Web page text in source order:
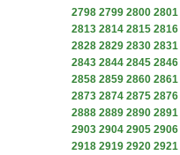
2798 2799 2800 2801
2813 2814 2815 2816
2828 2829 2830 2831
2843 2844 2845 2846
2858 2859 2860 2861
2873 2874 2875 2876
2888 2889 2890 2891
2903 2904 2905 2906
2918 2919 2920 2921